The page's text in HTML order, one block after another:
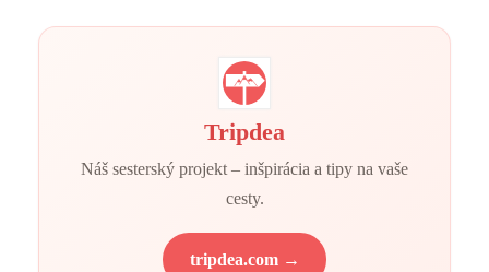
Tripdea
Náš sesterský projekt – inšpirácia a tipy na vaše
cesty.
tripdea.com →